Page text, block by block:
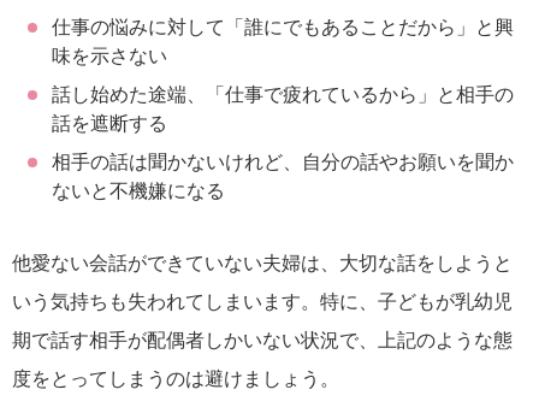
仕事の悩みに対して「誰にでもあることだから」と興
味を示さない
話し始めた途端、「仕事で疲れているから」と相手の
話を遮断する
相手の話は聞かないけれど、自分の話やお願いを聞か
ないと不機嫌になる
他愛ない会話ができていない夫婦は、大切な話をしようと
いう気持ちも失われてしまいます。特に、子どもが乳幼児
期で話す相手が配偶者しかいない状況で、上記のような態
度をとってしまうのは避けましょう。